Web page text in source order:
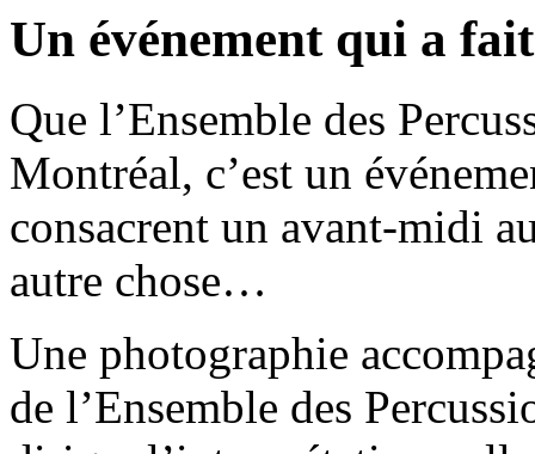
Un événement qui a
Que l’Ensemble des
Montréal, c’est un
consacrent un avant-midi
autre chose…
Une photographie
de l’Ensemble des